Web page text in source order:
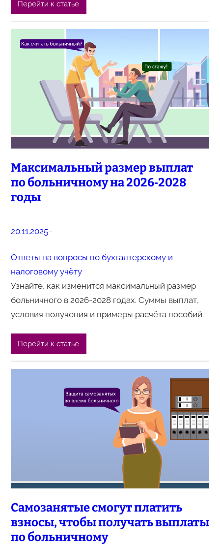
Перейти к статье
Максимальный размер выплат
по больничному на 2026‑2028
годы
20.11.2025–
Ответы на вопросы по бухгалтерскому и
налоговому учёту
Узнайте, как изменится максимальный размер
больничного в 2026-2028 годах. Суммы выплат,
условия получения и примеры расчёта пособий.
Перейти к статье
Самозанятые смогут платить
взносы, чтобы получать выплаты
по больничному